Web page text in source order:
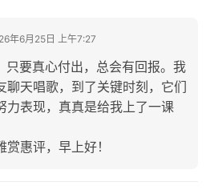
年6月25日 上午7:27
只要真心付出，总会有回报。我
聊天唱歌，到了关键时刻，它们
力表现，真真是给我上了一课
惠评，早上好！